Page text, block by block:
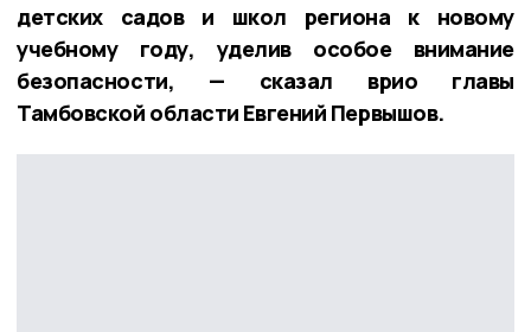
детских садов и школ региона к новому
учебному году, уделив особое внимание
безопасности, — сказал врио главы
Тамбовской области Евгений Первышов.